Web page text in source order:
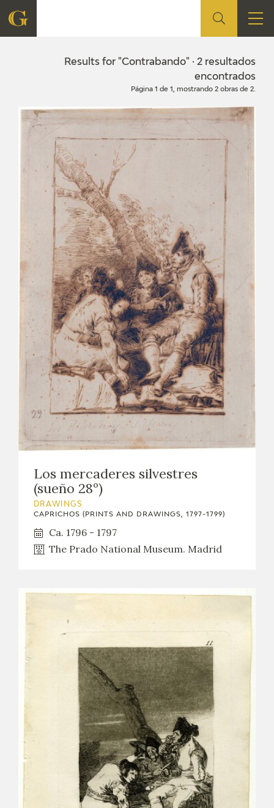
FOUNDATION
CIDG
CORPORATE ACTION
EXPOSICIONES
ACTIVIDADES
ACTUALIDAD
FRANCISCO DE GOYA
EL VIAJE DE GOYA
PREMIO ARAGÓN GOYA
SHOP
Results for "Contrabando" · 2 resultados
encontrados
Página 1 de 1, mostrando 2 obras de 2.
Los mercaderes silvestres
(sueño 28º)
DRAWINGS
CAPRICHOS (PRINTS AND DRAWINGS, 1797-1799)
Ca. 1796 - 1797
The Prado National Museum. Madrid